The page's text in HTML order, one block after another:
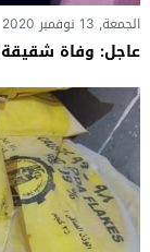
الجمعة, 13 نوفمبر 2020
عاجل: وفاة